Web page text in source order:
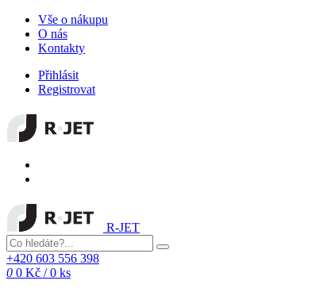
Vše o nákupu
O nás
Kontakty
Přihlásit
Registrovat
R-JET
+420 603 556 398
0 0 Kč /0 ks